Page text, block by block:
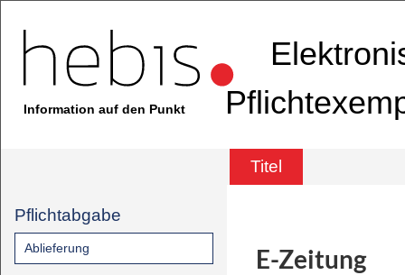
Information auf den Punkt
Titel
Pflichtabgabe
Ablieferung E-Zeitung